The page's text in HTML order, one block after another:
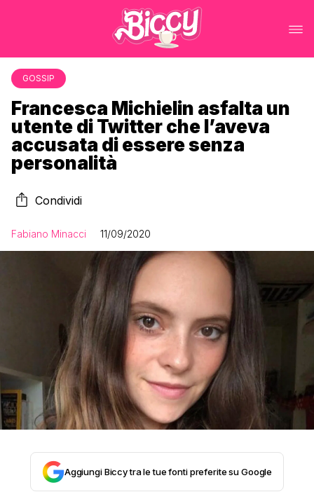
GOSSIP
Francesca Michielin asfalta un
utente di Twitter che l’aveva
accusata di essere senza
personalità
Condividi
Fabiano Minacci 11/09/2020
Aggiungi Biccy tra le tue fonti preferite su Google